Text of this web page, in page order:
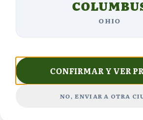
15 viendo
ENVÍO GRATIS
Rojas con
OHIO
CONFIRMAR Y VER
NO, ENVIAR A OTRA